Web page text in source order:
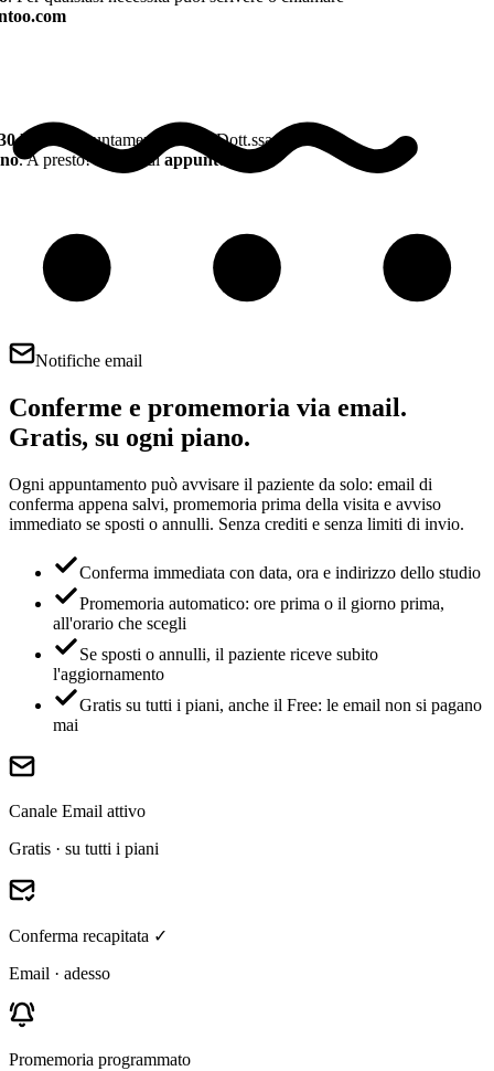
hai un appuntamento con la Dott.ssa Elena
. A presto! Il team diappuntoo.com
Notifiche email
Conferme e promemoria via email.
Gratis, su ogni piano.
Ogni appuntamento può avvisare il paziente da solo: email di
conferma appena salvi, promemoria prima della visita e avviso
immediato se sposti o annulli. Senza crediti e senza limiti di invio.
Conferma immediata con data, ora e indirizzo dello studio
Promemoria automatico: ore prima o il giorno prima,
all'orario che scegli
Se sposti o annulli, il paziente riceve subito
l'aggiornamento
Gratis su tutti i piani, anche il Free: le email non si pagano
mai
Canale Email attivo
Gratis · su tutti i piani
Conferma recapitata ✓
Email · adesso
Promemoria programmato